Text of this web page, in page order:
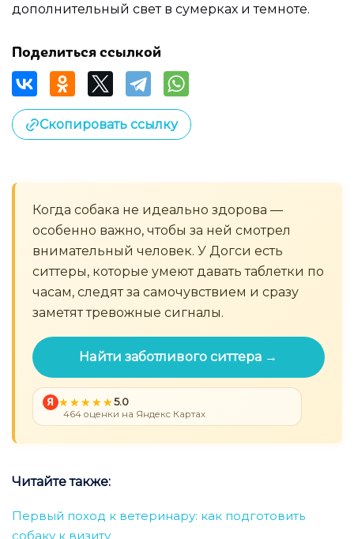
дополнительный свет в сумерках и темноте.
Поделиться ссылкой
Скопировать ссылку
Когда собака не идеально здорова —
особенно важно, чтобы за ней смотрел
внимательный человек. У Догси есть
ситтеры, которые умеют давать таблетки по
часам, следят за самочувствием и сразу
заметят тревожные сигналы.
Найти заботливого ситтера →
Я 5.0
464 оценки на Яндекс Картах
Читайте также:
Первый поход к ветеринару: как подготовить
собаку к визиту